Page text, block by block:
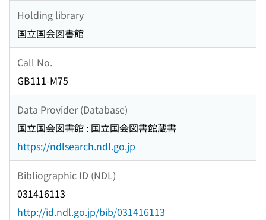
Holding library
国立国会図書館
Call No.
GB111-M75
Data Provider (Database)
国立国会図書館 : 国立国会図書館蔵書
https://ndlsearch.ndl.go.jp
Bibliographic ID (NDL)
031416113
http://id.ndl.go.jp/bib/031416113